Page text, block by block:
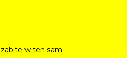
zabite w ten sam